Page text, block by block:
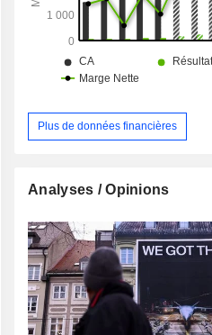
Plus de données financières
Analyses / Opinions